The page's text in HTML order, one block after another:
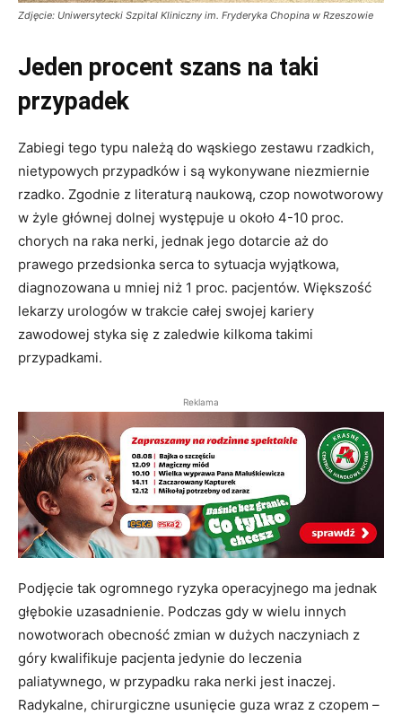
Zdjęcie: Uniwersytecki Szpital Kliniczny im. Fryderyka Chopina w Rzeszowie
Jeden procent szans na taki
przypadek
Zabiegi tego typu należą do wąskiego zestawu rzadkich,
nietypowych przypadków i są wykonywane niezmiernie
rzadko. Zgodnie z literaturą naukową, czop nowotworowy
w żyle głównej dolnej występuje u około 4-10 proc.
chorych na raka nerki, jednak jego dotarcie aż do
prawego przedsionka serca to sytuacja wyjątkowa,
diagnozowana u mniej niż 1 proc. pacjentów. Większość
lekarzy urologów w trakcie całej swojej kariery
zawodowej styka się z zaledwie kilkoma takimi
przypadkami.
Reklama
Podjęcie tak ogromnego ryzyka operacyjnego ma jednak
głębokie uzasadnienie. Podczas gdy w wielu innych
nowotworach obecność zmian w dużych naczyniach z
góry kwalifikuje pacjenta jedynie do leczenia
paliatywnego, w przypadku raka nerki jest inaczej.
Radykalne, chirurgiczne usunięcie guza wraz z czopem –